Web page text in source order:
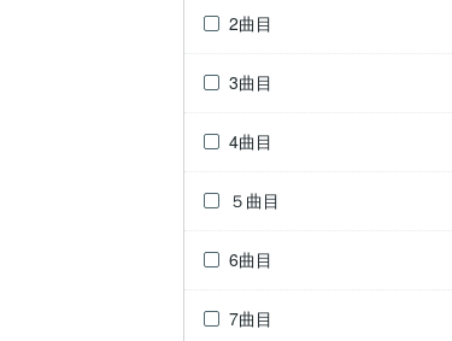
2曲目
3曲目
4曲目
５曲目
6曲目
7曲目